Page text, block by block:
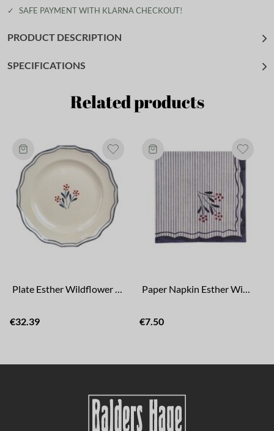
✓
SAFE PAYMENT WITH KLARNA CHECKOUT!
PRODUCT DESCRIPTION
SPECIFICATIONS
Related products
Plate Esther Wildflower Blue
€32.39
Paper Napkin Esther Wildflower Blue
€7.50